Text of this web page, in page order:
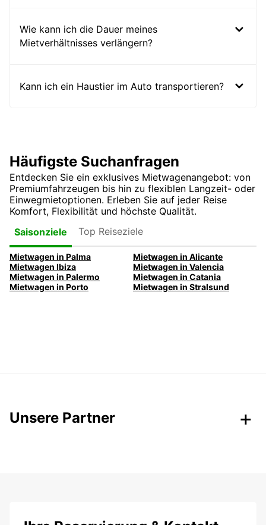
Wie kann ich die Dauer meines
Mietverhältnisses verlängern?
Kann ich ein Haustier im Auto transportieren?
Häufigste Suchanfragen
Entdecken Sie ein exklusives Mietwagenangebot: von
Premiumfahrzeugen bis hin zu flexiblen Langzeit- oder
Einwegmietoptionen. Erleben Sie auf jeder Reise
Komfort, Flexibilität und höchste Qualität.
Saisonziele
Top Reiseziele
Mietwagen in Palma
Mietwagen in Alicante
Mietwagen Ibiza
Mietwagen in Valencia
Mietwagen in Palermo
Mietwagen in Catania
Mietwagen in Porto
Mietwagen in Stralsund
Unsere Partner